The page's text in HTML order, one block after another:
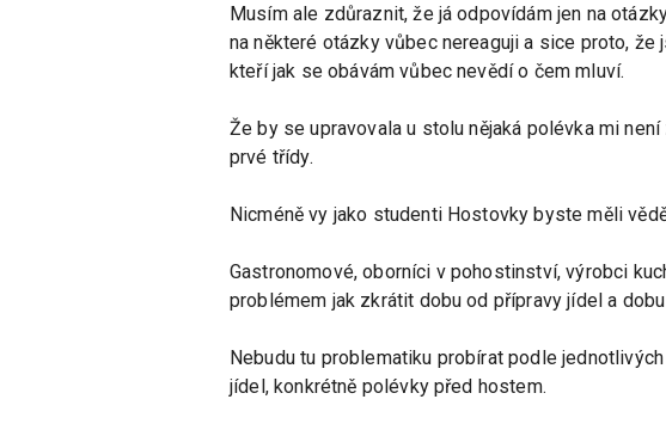
Musím ale zdůraznit, že já odpovídám jen na
na některé otázky vůbec nereaguji a sice proto,
kteří jak se obávám vůbec nevědí o čem mluví.
Že by se upravovala u stolu nějaká polévka mi
prvé třídy.
Nicméně vy jako studenti Hostovky byste měli
Gastronomové, oborníci v pohostinství, výrobci
problémem jak zkrátit dobu od přípravy jídel a
Nebudu tu problematiku probírat podle
jídel, konkrétně polévky před hostem.